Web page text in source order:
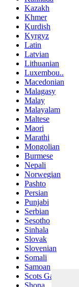
Kazakh
Khmer
Kurdish
Kyrgyz
Latin
Latvian
Lithuanian
Luxembou..
Macedonian
Malagasy
Malay
Malayalam
Maltese
Maori
Marathi
Mongolian
Burmese
Nepali
Norwegian
Pashto
Persian
Punjabi
Serbian
Sesotho
Sinhala
Slovak
Slovenian
Somali
Samoan
Scots Gaelic